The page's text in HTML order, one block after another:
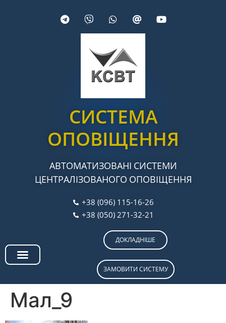
СИСТЕМА
ОПОВІЩЕННЯ
АВТОМАТИЗОВАНІ СИСТЕМИ
ЦЕНТРАЛІЗОВАНОГО ОПОВІЩЕННЯ
+38 (096) 115-16-26
+38 (050) 271-32-21
ДОКЛАДНІШЕ
ЗАМОВИТИ СИСТЕМУ
Мал_9